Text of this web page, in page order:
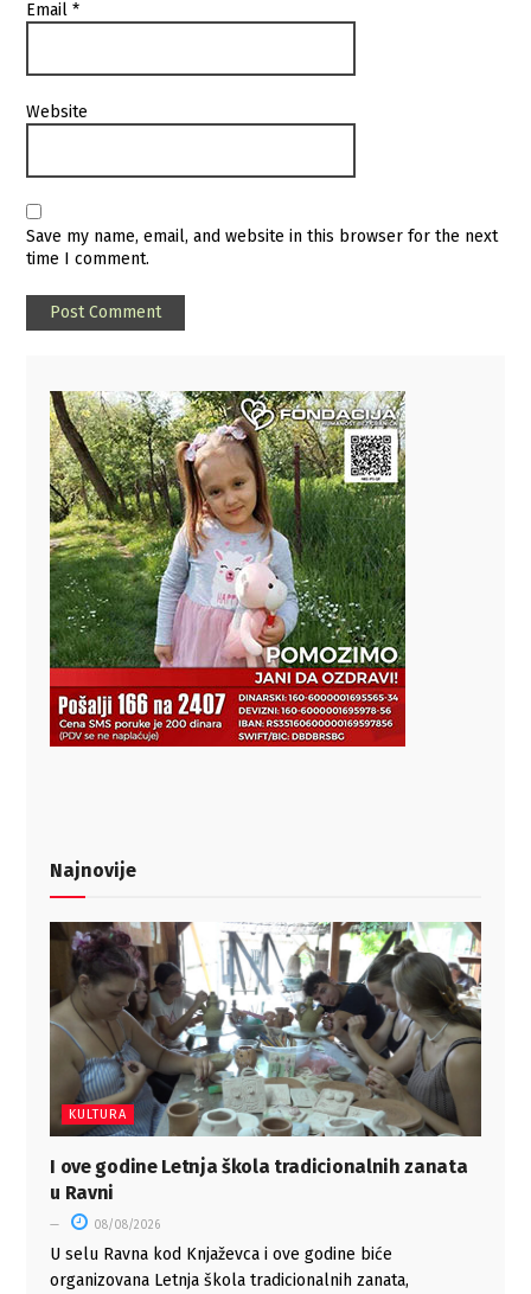
Email*
Website
Save my name, email, and website in this browser for the next
time I comment.
Najnovije
KULTURA
I ove godine Letnja škola tradicionalnih zanata
u Ravni
08/08/2026
U selu Ravna kod Knjaževca i ove godine biće
organizovana Letnja škola tradicionalnih zanata,